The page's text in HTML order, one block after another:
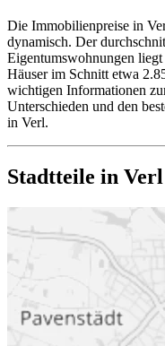
Die Immobilienpreise in
dynamisch. Der
Eigentumswohnungen
Häuser im Schnitt etwa
wichtigen Informationen
Unterschieden und den
in Verl.
Stadtteile in Verl